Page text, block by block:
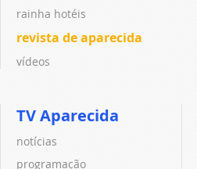
rainha hotéis
revista de aparecida
vídeos
TV Aparecida
notícias
programação